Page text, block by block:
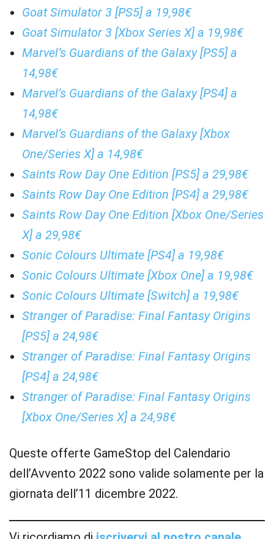
Goat Simulator 3 [PS5] a 19,98€
Goat Simulator 3 [Xbox Series X] a 19,98€
Marvel’s Guardians of the Galaxy [PS5] a
14,98€
Marvel’s Guardians of the Galaxy [PS4] a
14,98€
Marvel’s Guardians of the Galaxy [Xbox
One/Series X] a 14,98€
Saints Row Day One Edition [PS5] a 29,98€
Saints Row Day One Edition [PS4] a 29,98€
Saints Row Day One Edition [Xbox One/Series
X] a 29,98€
Sonic Colours Ultimate [PS4] a 19,98€
Sonic Colours Ultimate [Xbox One] a 19,98€
Sonic Colours Ultimate [Switch] a 19,98€
Stranger of Paradise: Final Fantasy Origins
[PS5] a 24,98€
Stranger of Paradise: Final Fantasy Origins
[PS4] a 24,98€
Stranger of Paradise: Final Fantasy Origins
[Xbox One/Series X] a 24,98€
Queste offerte GameStop del Calendario
dell’Avvento 2022 sono valide solamente per la
giornata dell’11 dicembre 2022.